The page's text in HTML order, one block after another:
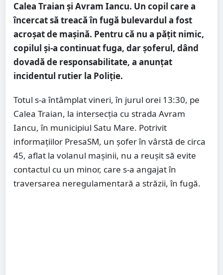
Calea Traian și Avram Iancu. Un copil care a
încercat să treacă în fugă bulevardul a fost
acroșat de mașină. Pentru că nu a pățit nimic,
copilul și-a continuat fuga, dar șoferul, dând
dovadă de responsabilitate, a anunțat
incidentul rutier la Poliție.
Totul s-a întâmplat vineri, în jurul orei 13:30, pe
Calea Traian, la intersecția cu strada Avram
Iancu, în municipiul Satu Mare. Potrivit
informațiilor PresaSM, un șofer în vârstă de circa
45, aflat la volanul mașinii, nu a reușit să evite
contactul cu un minor, care s-a angajat în
traversarea neregulamentară a străzii, în fugă.